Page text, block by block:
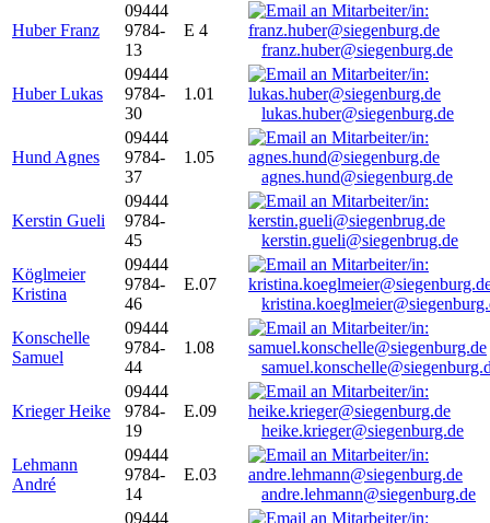
Huber Franz
09444
9784-
13
E 4
franz.huber@siegenburg.de
Huber Lukas
09444
9784-
30
1.01
lukas.huber@siegenburg.de
Hund Agnes
09444
9784-
37
1.05
agnes.hund@siegenburg.de
Kerstin Gueli
09444
9784-
45
kerstin.gueli@siegenbrug.de
Köglmeier
Kristina
09444
9784-
46
E.07
Konschelle
Samuel
09444
9784-
44
1.08
Krieger Heike
09444
9784-
19
E.09
heike.krieger@siegenburg.de
Lehmann
André
09444
9784-
14
E.03
andre.lehmann@siegenburg.de
09444